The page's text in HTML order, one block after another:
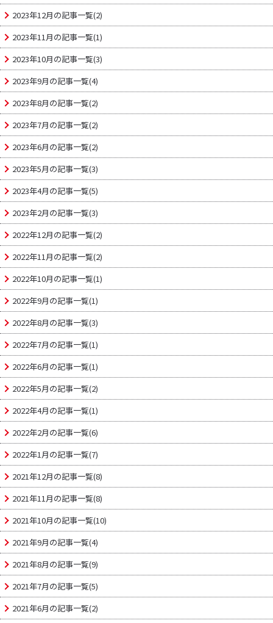
2023年12月の記事一覧(2)
2023年11月の記事一覧(1)
2023年10月の記事一覧(3)
2023年9月の記事一覧(4)
2023年8月の記事一覧(2)
2023年7月の記事一覧(2)
2023年6月の記事一覧(2)
2023年5月の記事一覧(3)
2023年4月の記事一覧(5)
2023年2月の記事一覧(3)
2022年12月の記事一覧(2)
2022年11月の記事一覧(2)
2022年10月の記事一覧(1)
2022年9月の記事一覧(1)
2022年8月の記事一覧(3)
2022年7月の記事一覧(1)
2022年6月の記事一覧(1)
2022年5月の記事一覧(2)
2022年4月の記事一覧(1)
2022年2月の記事一覧(6)
2022年1月の記事一覧(7)
2021年12月の記事一覧(8)
2021年11月の記事一覧(8)
2021年10月の記事一覧(10)
2021年9月の記事一覧(4)
2021年8月の記事一覧(9)
2021年7月の記事一覧(5)
2021年6月の記事一覧(2)